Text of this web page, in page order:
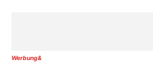
Werbung&